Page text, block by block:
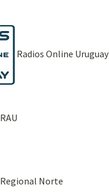
Radios Online Uruguay
RAU
Regional Norte